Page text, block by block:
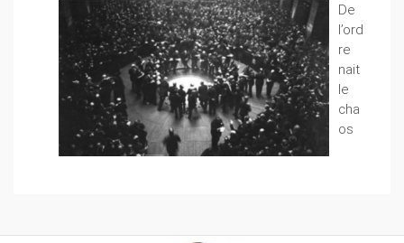
De
l’ord
re
nait
le
cha
os